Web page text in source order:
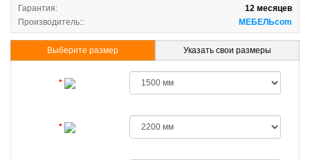
Гарантия:
12 месяцев
Производитель::
МЕБЕЛЬcom
Выберите размер Указать свои размеры